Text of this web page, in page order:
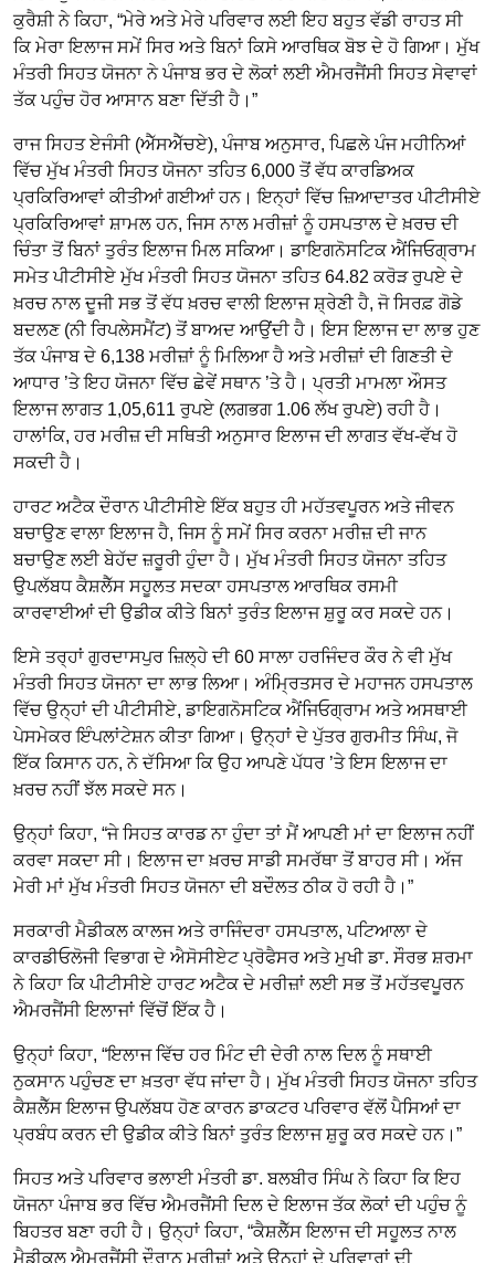
ਕੁਰੈਸ਼ੀ ਨੇ ਕਿਹਾ, “ਮੇਰੇ ਅਤੇ ਮੇਰੇ ਪਰਿਵਾਰ ਲਈ ਇਹ ਬਹੁਤ ਵੱਡੀ ਰਾਹਤ ਸੀ
ਕਿ ਮੇਰਾ ਇਲਾਜ ਸਮੇਂ ਸਿਰ ਅਤੇ ਬਿਨਾਂ ਕਿਸੇ ਆਰਥਿਕ ਬੋਝ ਦੇ ਹੋ ਗਿਆ। ਮੁੱਖ
ਮੰਤਰੀ ਸਿਹਤ ਯੋਜਨਾ ਨੇ ਪੰਜਾਬ ਭਰ ਦੇ ਲੋਕਾਂ ਲਈ ਐਮਰਜੈਂਸੀ ਸਿਹਤ ਸੇਵਾਵਾਂ
ਤੱਕ ਪਹੁੰਚ ਹੋਰ ਆਸਾਨ ਬਣਾ ਦਿੱਤੀ ਹੈ।”
ਰਾਜ ਸਿਹਤ ਏਜੰਸੀ (ਐੱਸਐੱਚਏ), ਪੰਜਾਬ ਅਨੁਸਾਰ, ਪਿਛਲੇ ਪੰਜ ਮਹੀਨਿਆਂ
ਵਿੱਚ ਮੁੱਖ ਮੰਤਰੀ ਸਿਹਤ ਯੋਜਨਾ ਤਹਿਤ 6,000 ਤੋਂ ਵੱਧ ਕਾਰਡਿਅਕ
ਪ੍ਰਕਿਰਿਆਵਾਂ ਕੀਤੀਆਂ ਗਈਆਂ ਹਨ। ਇਨ੍ਹਾਂ ਵਿੱਚ ਜ਼ਿਆਦਾਤਰ ਪੀਟੀਸੀਏ
ਪ੍ਰਕਿਰਿਆਵਾਂ ਸ਼ਾਮਲ ਹਨ, ਜਿਸ ਨਾਲ ਮਰੀਜ਼ਾਂ ਨੂੰ ਹਸਪਤਾਲ ਦੇ ਖ਼ਰਚ ਦੀ
ਚਿੰਤਾ ਤੋਂ ਬਿਨਾਂ ਤੁਰੰਤ ਇਲਾਜ ਮਿਲ ਸਕਿਆ। ਡਾਇਗਨੋਸਟਿਕ ਐਂਜਿਓਗ੍ਰਾਮ
ਸਮੇਤ ਪੀਟੀਸੀਏ ਮੁੱਖ ਮੰਤਰੀ ਸਿਹਤ ਯੋਜਨਾ ਤਹਿਤ 64.82 ਕਰੋੜ ਰੁਪਏ ਦੇ
ਖ਼ਰਚ ਨਾਲ ਦੂਜੀ ਸਭ ਤੋਂ ਵੱਧ ਖ਼ਰਚ ਵਾਲੀ ਇਲਾਜ ਸ਼੍ਰੇਣੀ ਹੈ, ਜੋ ਸਿਰਫ਼ ਗੋਡੇ
ਬਦਲਣ (ਨੀ ਰਿਪਲੇਸਮੈਂਟ) ਤੋਂ ਬਾਅਦ ਆਉਂਦੀ ਹੈ। ਇਸ ਇਲਾਜ ਦਾ ਲਾਭ ਹੁਣ
ਤੱਕ ਪੰਜਾਬ ਦੇ 6,138 ਮਰੀਜ਼ਾਂ ਨੂੰ ਮਿਲਿਆ ਹੈ ਅਤੇ ਮਰੀਜ਼ਾਂ ਦੀ ਗਿਣਤੀ ਦੇ
ਆਧਾਰ ’ਤੇ ਇਹ ਯੋਜਨਾ ਵਿੱਚ ਛੇਵੇਂ ਸਥਾਨ ’ਤੇ ਹੈ। ਪ੍ਰਤੀ ਮਾਮਲਾ ਔਸਤ
ਇਲਾਜ ਲਾਗਤ 1,05,611 ਰੁਪਏ (ਲਗਭਗ 1.06 ਲੱਖ ਰੁਪਏ) ਰਹੀ ਹੈ।
ਹਾਲਾਂਕਿ, ਹਰ ਮਰੀਜ਼ ਦੀ ਸਥਿਤੀ ਅਨੁਸਾਰ ਇਲਾਜ ਦੀ ਲਾਗਤ ਵੱਖ-ਵੱਖ ਹੋ
ਸਕਦੀ ਹੈ।
ਹਾਰਟ ਅਟੈਕ ਦੌਰਾਨ ਪੀਟੀਸੀਏ ਇੱਕ ਬਹੁਤ ਹੀ ਮਹੱਤਵਪੂਰਨ ਅਤੇ ਜੀਵਨ
ਬਚਾਉਣ ਵਾਲਾ ਇਲਾਜ ਹੈ, ਜਿਸ ਨੂੰ ਸਮੇਂ ਸਿਰ ਕਰਨਾ ਮਰੀਜ਼ ਦੀ ਜਾਨ
ਬਚਾਉਣ ਲਈ ਬੇਹੱਦ ਜ਼ਰੂਰੀ ਹੁੰਦਾ ਹੈ। ਮੁੱਖ ਮੰਤਰੀ ਸਿਹਤ ਯੋਜਨਾ ਤਹਿਤ
ਉਪਲੱਬਧ ਕੈਸ਼ਲੈੱਸ ਸਹੂਲਤ ਸਦਕਾ ਹਸਪਤਾਲ ਆਰਥਿਕ ਰਸਮੀ
ਕਾਰਵਾਈਆਂ ਦੀ ਉਡੀਕ ਕੀਤੇ ਬਿਨਾਂ ਤੁਰੰਤ ਇਲਾਜ ਸ਼ੁਰੂ ਕਰ ਸਕਦੇ ਹਨ।
ਇਸੇ ਤਰ੍ਹਾਂ ਗੁਰਦਾਸਪੁਰ ਜ਼ਿਲ੍ਹੇ ਦੀ 60 ਸਾਲਾ ਹਰਜਿੰਦਰ ਕੌਰ ਨੇ ਵੀ ਮੁੱਖ
ਮੰਤਰੀ ਸਿਹਤ ਯੋਜਨਾ ਦਾ ਲਾਭ ਲਿਆ। ਅੰਮ੍ਰਿਤਸਰ ਦੇ ਮਹਾਜਨ ਹਸਪਤਾਲ
ਵਿੱਚ ਉਨ੍ਹਾਂ ਦੀ ਪੀਟੀਸੀਏ, ਡਾਇਗਨੋਸਟਿਕ ਐਂਜਿਓਗ੍ਰਾਮ ਅਤੇ ਅਸਥਾਈ
ਪੇਸਮੇਕਰ ਇੰਪਲਾਂਟੇਸ਼ਨ ਕੀਤਾ ਗਿਆ। ਉਨ੍ਹਾਂ ਦੇ ਪੁੱਤਰ ਗੁਰਮੀਤ ਸਿੰਘ, ਜੋ
ਇੱਕ ਕਿਸਾਨ ਹਨ, ਨੇ ਦੱਸਿਆ ਕਿ ਉਹ ਆਪਣੇ ਪੱਧਰ ’ਤੇ ਇਸ ਇਲਾਜ ਦਾ
ਖ਼ਰਚ ਨਹੀਂ ਝੱਲ ਸਕਦੇ ਸਨ।
ਉਨ੍ਹਾਂ ਕਿਹਾ, “ਜੇ ਸਿਹਤ ਕਾਰਡ ਨਾ ਹੁੰਦਾ ਤਾਂ ਮੈਂ ਆਪਣੀ ਮਾਂ ਦਾ ਇਲਾਜ ਨਹੀਂ
ਕਰਵਾ ਸਕਦਾ ਸੀ। ਇਲਾਜ ਦਾ ਖ਼ਰਚ ਸਾਡੀ ਸਮਰੱਥਾ ਤੋਂ ਬਾਹਰ ਸੀ। ਅੱਜ
ਮੇਰੀ ਮਾਂ ਮੁੱਖ ਮੰਤਰੀ ਸਿਹਤ ਯੋਜਨਾ ਦੀ ਬਦੌਲਤ ਠੀਕ ਹੋ ਰਹੀ ਹੈ।”
ਸਰਕਾਰੀ ਮੈਡੀਕਲ ਕਾਲਜ ਅਤੇ ਰਾਜਿੰਦਰਾ ਹਸਪਤਾਲ, ਪਟਿਆਲਾ ਦੇ
ਕਾਰਡੀਓਲੋਜੀ ਵਿਭਾਗ ਦੇ ਐਸੋਸੀਏਟ ਪ੍ਰੋਫੈਸਰ ਅਤੇ ਮੁਖੀ ਡਾ. ਸੌਰਭ ਸ਼ਰਮਾ
ਨੇ ਕਿਹਾ ਕਿ ਪੀਟੀਸੀਏ ਹਾਰਟ ਅਟੈਕ ਦੇ ਮਰੀਜ਼ਾਂ ਲਈ ਸਭ ਤੋਂ ਮਹੱਤਵਪੂਰਨ
ਐਮਰਜੈਂਸੀ ਇਲਾਜਾਂ ਵਿੱਚੋਂ ਇੱਕ ਹੈ।
ਉਨ੍ਹਾਂ ਕਿਹਾ, “ਇਲਾਜ ਵਿੱਚ ਹਰ ਮਿੰਟ ਦੀ ਦੇਰੀ ਨਾਲ ਦਿਲ ਨੂੰ ਸਥਾਈ
ਨੁਕਸਾਨ ਪਹੁੰਚਣ ਦਾ ਖ਼ਤਰਾ ਵੱਧ ਜਾਂਦਾ ਹੈ। ਮੁੱਖ ਮੰਤਰੀ ਸਿਹਤ ਯੋਜਨਾ ਤਹਿਤ
ਕੈਸ਼ਲੈੱਸ ਇਲਾਜ ਉਪਲੱਬਧ ਹੋਣ ਕਾਰਨ ਡਾਕਟਰ ਪਰਿਵਾਰ ਵੱਲੋਂ ਪੈਸਿਆਂ ਦਾ
ਪ੍ਰਬੰਧ ਕਰਨ ਦੀ ਉਡੀਕ ਕੀਤੇ ਬਿਨਾਂ ਤੁਰੰਤ ਇਲਾਜ ਸ਼ੁਰੂ ਕਰ ਸਕਦੇ ਹਨ।”
ਸਿਹਤ ਅਤੇ ਪਰਿਵਾਰ ਭਲਾਈ ਮੰਤਰੀ ਡਾ. ਬਲਬੀਰ ਸਿੰਘ ਨੇ ਕਿਹਾ ਕਿ ਇਹ
ਯੋਜਨਾ ਪੰਜਾਬ ਭਰ ਵਿੱਚ ਐਮਰਜੈਂਸੀ ਦਿਲ ਦੇ ਇਲਾਜ ਤੱਕ ਲੋਕਾਂ ਦੀ ਪਹੁੰਚ ਨੂੰ
ਬਿਹਤਰ ਬਣਾ ਰਹੀ ਹੈ। ਉਨ੍ਹਾਂ ਕਿਹਾ, “ਕੈਸ਼ਲੈੱਸ ਇਲਾਜ ਦੀ ਸਹੂਲਤ ਨਾਲ
ਮੈਡੀਕਲ ਐਮਰਜੈਂਸੀ ਦੌਰਾਨ ਮਰੀਜ਼ਾਂ ਅਤੇ ਉਨ੍ਹਾਂ ਦੇ ਪਰਿਵਾਰਾਂ ਦੀ